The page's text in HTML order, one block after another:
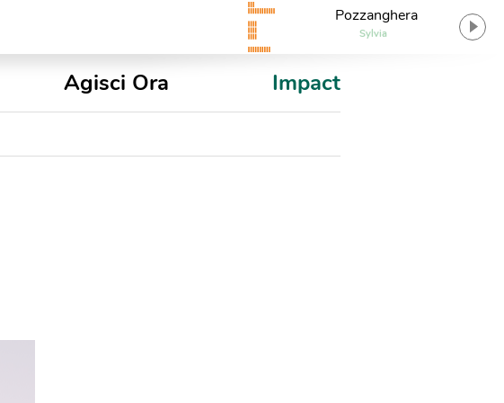
Pozzanghera
Sylvia
Agisci Ora Impact